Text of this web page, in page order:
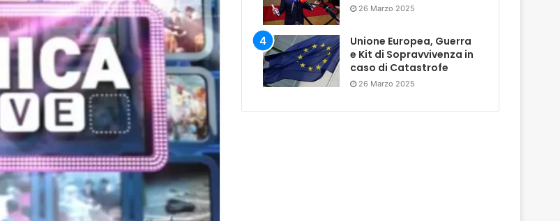
26 Marzo 2025
Unione Europea, Guerra
e Kit di Sopravvivenza in
caso di Catastrofe
26 Marzo 2025